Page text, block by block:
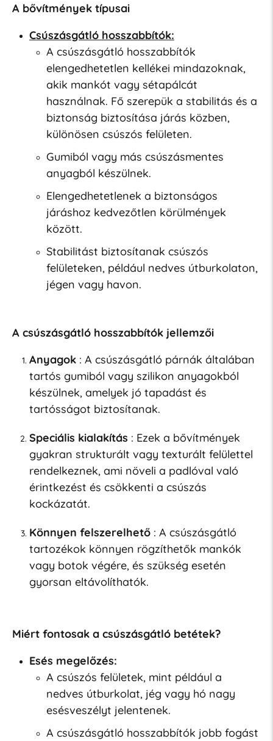
A bővítmények típusai
Csúszásgátló hosszabbítók:
A csúszásgátló hosszabbítók
elengedhetetlen kellékei mindazoknak,
akik mankót vagy sétapálcát
használnak. Fő szerepük a stabilitás és a
biztonság biztosítása járás közben,
különösen csúszós felületen.
Gumiból vagy más csúszásmentes
anyagból készülnek.
Elengedhetetlenek a biztonságos
járáshoz kedvezőtlen körülmények
között.
Stabilitást biztosítanak csúszós
felületeken, például nedves útburkolaton,
jégen vagy havon.
A csúszásgátló hosszabbítók jellemzői
Anyagok: A csúszásgátló párnák általában
tartós gumiból vagy szilikon anyagokból
készülnek, amelyek jó tapadást és
tartósságot biztosítanak.
Speciális kialakítás : Ezek a bővítmények
gyakran strukturált vagy texturált felülettel
rendelkeznek, ami növeli a padlóval való
érintkezést és csökkenti a csúszás
kockázatát.
Könnyen felszerelhető: A csúszásgátló
tartozékok könnyen rögzíthetők mankók
vagy botok végére, és szükség esetén
gyorsan eltávolíthatók.
Miért fontosak a csúszásgátló betétek?
Esés megelőzés:
A csúszós felületek, mint például a
nedves útburkolat, jég vagy hó nagy
esésveszélyt jelentenek.
A csúszásgátló hosszabbítók jobb fogást